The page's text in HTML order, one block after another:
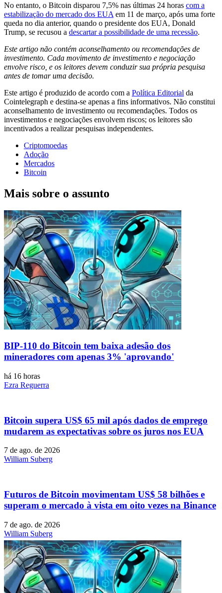
No entanto, o Bitcoin disparou 7,5% nas últimas 24 horas com a
estabilização do mercado dos EUA em 11 de março, após uma forte
queda no dia anterior, quando o presidente dos EUA, Donald
Trump, se recusou a descartar a possibilidade de uma recessão.
Este artigo não contém aconselhamento ou recomendações de
investimento. Cada movimento de investimento e negociação
envolve risco, e os leitores devem conduzir sua própria pesquisa
antes de tomar uma decisão.
Este artigo é produzido de acordo com a Política Editorial da
Cointelegraph e destina-se apenas a fins informativos. Não constitui
aconselhamento de investimento ou recomendações. Todos os
investimentos e negociações envolvem riscos; os leitores são
incentivados a realizar pesquisas independentes.
Criptomoedas
Adoção
Mercados
Bitcoin
Mais sobre o assunto
BIP-110 do Bitcoin tem baixa adesão dos
mineradores com apenas 3% 'aprovando'
há 16 horas
Ezra Reguerra
Bitcoin supera US$ 65 mil após dados de emprego
mudarem as expectativas sobre os juros nos EUA
7 de ago. de 2026
William Suberg
Futuros de Bitcoin movimentam US$ 58 bilhões e
superam o mercado à vista em oito vezes na Binance
7 de ago. de 2026
William Suberg